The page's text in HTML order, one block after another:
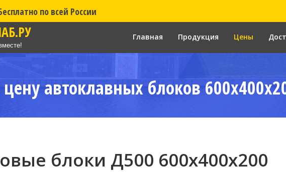
по всей России
Главная Продукция Цены
цену автоклавных блоков
блоки Д500 600x400x200